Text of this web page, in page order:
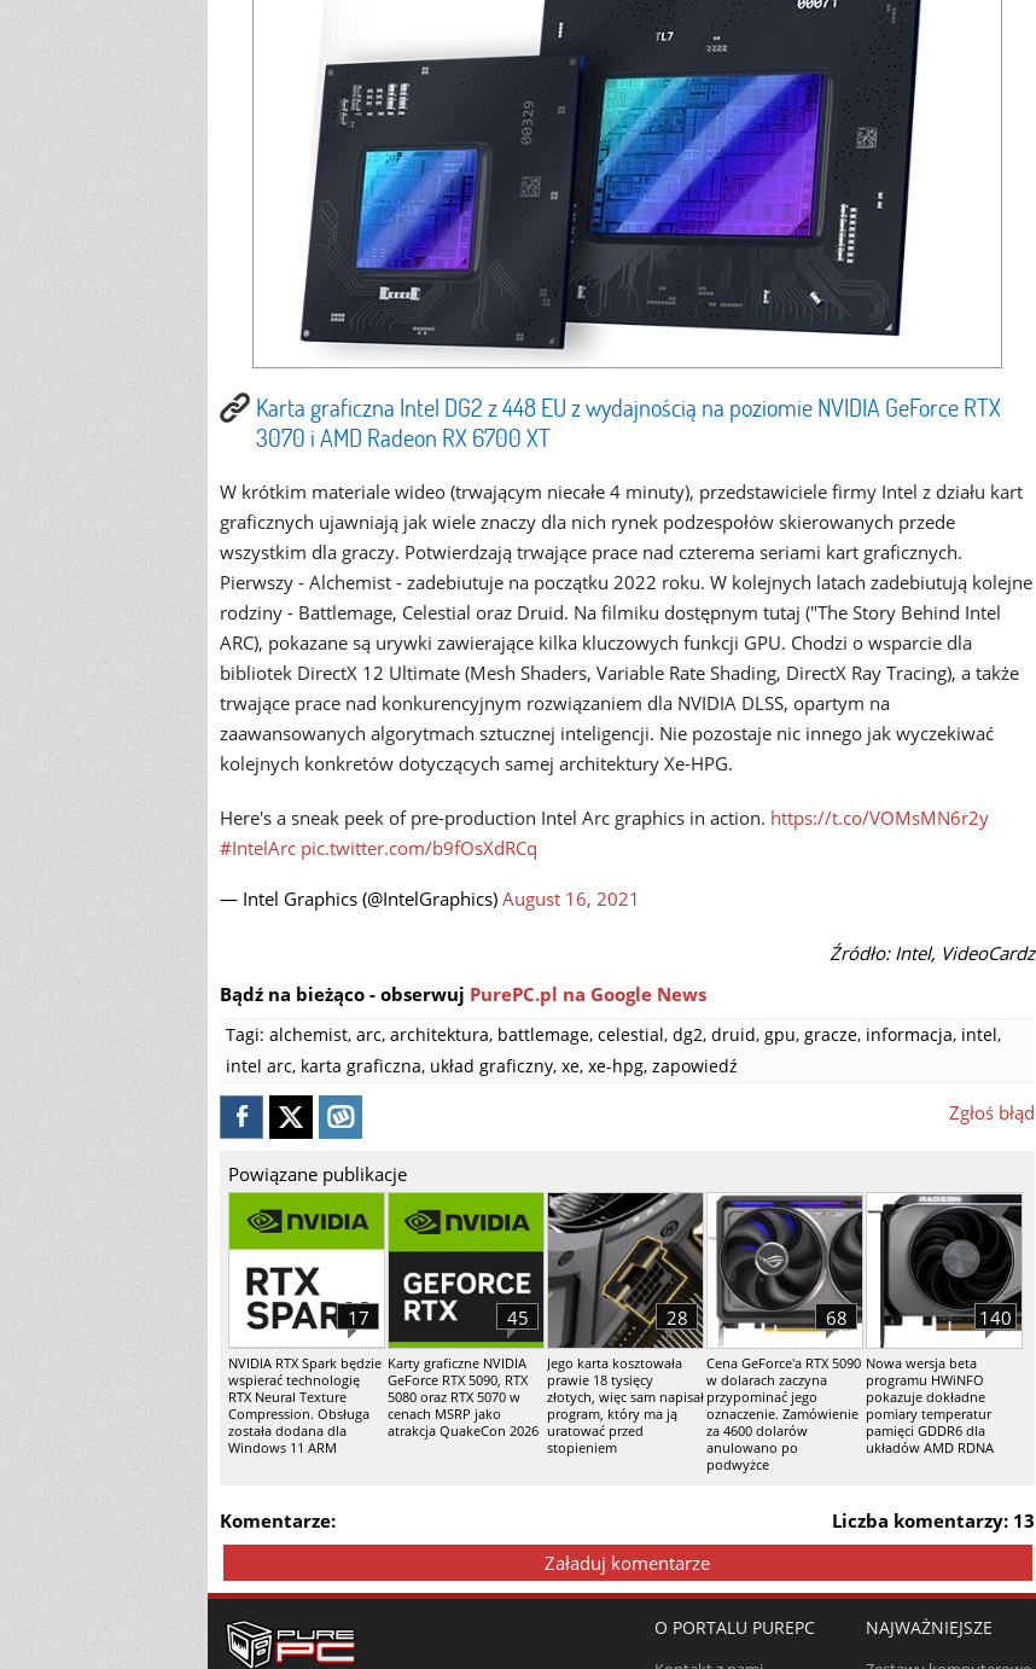
Karta graficzna Intel DG2 z 448 EU z wydajnością na poziomie NVIDIA GeForce RTX
3070 i AMD Radeon RX 6700 XT
W krótkim materiale wideo (trwającym niecałe 4 minuty), przedstawiciele firmy Intel z działu kart
graficznych ujawniają jak wiele znaczy dla nich rynek podzespołów skierowanych przede
wszystkim dla graczy. Potwierdzają trwające prace nad czterema seriami kart graficznych.
Pierwszy - Alchemist - zadebiutuje na początku 2022 roku. W kolejnych latach zadebiutują kolejne
rodziny - Battlemage, Celestial oraz Druid. Na filmiku dostępnym tutaj ("The Story Behind Intel
ARC), pokazane są urywki zawierające kilka kluczowych funkcji GPU. Chodzi o wsparcie dla
bibliotek DirectX 12 Ultimate (Mesh Shaders, Variable Rate Shading, DirectX Ray Tracing), a także
trwające prace nad konkurencyjnym rozwiązaniem dla NVIDIA DLSS, opartym na
zaawansowanych algorytmach sztucznej inteligencji. Nie pozostaje nic innego jak wyczekiwać
kolejnych konkretów dotyczących samej architektury Xe-HPG.
Here's a sneak peek of pre-production Intel Arc graphics in action. https://t.co/VOMsMN6r2y
#IntelArc pic.twitter.com/b9fOsXdRCq
— Intel Graphics (@IntelGraphics) August 16, 2021
Źródło: Intel, VideoCardz
Bądź na bieżąco - obserwuj PurePC.pl na Google News
Tagi: alchemist, arc, architektura, battlemage, celestial, dg2, druid, gpu, gracze, informacja, intel,
intel arc, karta graficzna, układ graficzny, xe, xe-hpg, zapowiedź
Zgłoś błąd
Powiązane publikacje
NVIDIA RTX Spark będzie
wspierać technologię
RTX Neural Texture
Compression. Obsługa
została dodana dla
Windows 11 ARM
17
Karty graficzne NVIDIA
GeForce RTX 5090, RTX
5080 oraz RTX 5070 w
cenach MSRP jako
atrakcja QuakeCon 2026
45
Jego karta kosztowała
prawie 18 tysięcy
złotych, więc sam napisał
program, który ma ją
uratować przed
stopieniem
28
Cena GeForce'a RTX 5090
w dolarach zaczyna
przypominać jego
oznaczenie. Zamówienie
za 4600 dolarów
anulowano po
podwyżce
68
Nowa wersja beta
programu HWiNFO
pokazuje dokładne
pomiary temperatur
pamięci GDDR6 dla
układów AMD RDNA
140
Liczba komentarzy: 13
Komentarze:
Załaduj komentarze
O PORTALU PUREPC NAJWAŻNIEJSZE